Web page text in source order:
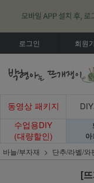
로그인 회원
동영상 패키지
수업용DIY
(대량할인)
바늘/부자재 단추/라벨/와
[